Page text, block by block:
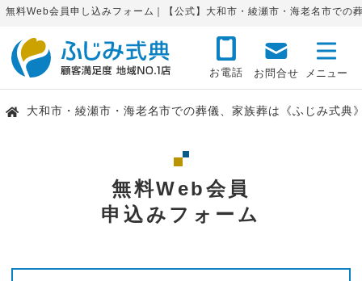
無料Web会員申し込みフォーム｜【公式】大和市・綾瀬市・海老名市での
お電話 お問合せ
大和市・綾瀬市・海老名市での葬儀、家族葬は《ふじみ式典
無料Web会員
申込みフォーム